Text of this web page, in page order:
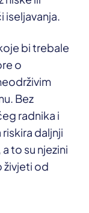
iseljavanja.
bi trebale
o
Bez
radnika i
daljnji
to su njezini
živjeti od